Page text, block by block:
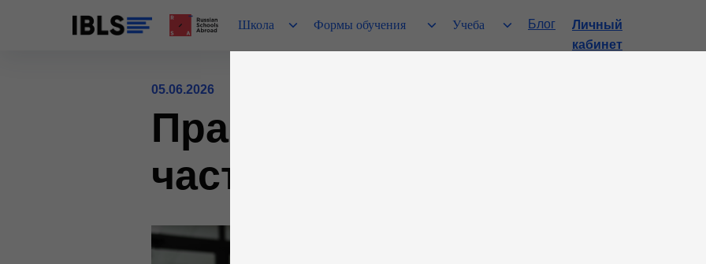
Блог
Личный
кабинет
Формы обучения Учеба
Школа
05.06.2026
Правописание НЕ и НИ с
частями речи